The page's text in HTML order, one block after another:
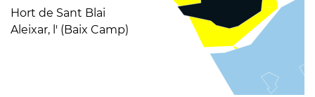
Hort de Sant Blai
Aleixar, l' (Baix Camp)